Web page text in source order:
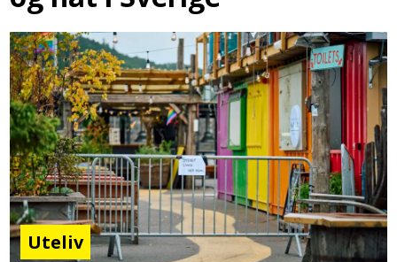
Uteliv